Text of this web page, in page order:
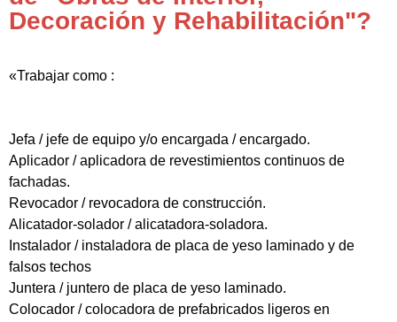
Decoración y Rehabilitación"?
«Trabajar como :
Jefa / jefe de equipo y/o encargada / encargado.
Aplicador / aplicadora de revestimientos continuos de
fachadas.
Revocador / revocadora de construcción.
Alicatador-solador / alicatadora-soladora.
Instalador / instaladora de placa de yeso laminado y de
falsos techos
Juntera / juntero de placa de yeso laminado.
Colocador / colocadora de prefabricados ligeros en